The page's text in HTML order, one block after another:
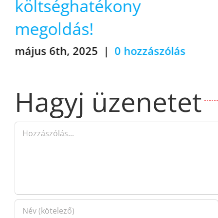
Hagyj üzenetet
Jegyezze meg a nevet, emailt és webcímet ha legközelebb